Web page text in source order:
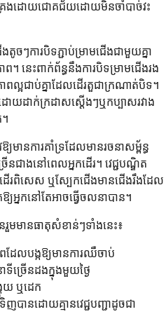
គ្រងដោយជោគជ័យដោយមិនចាំបាច់វះ
តូចៗការបិទភ្ជាប់ម្រាមជើងជាមួយគ្នា
។ នេះពាក់ព័ន្ធនឹងការបិទម្រាមជើងរង
អជាប់គ្នាដែលដើរតួជាក្រណាត់បិទ។
ោយដាក់ក្រដាសស្តើងៗឬកប្បាសរវាង
។
យមានការគាំទ្រដែលមានរចនាសម្ព័ន្ធ
ើនជាងនៅពេលអ្នកដើរ។ វេជ្ជបណ្ឌិត
ើរពិសេស ឬស្បែកជើងមានជើងរឹងដែល
អ្នកនៅតែអាចធ្វើចលនាបាន។
នរួមមានធាតុសំខាន់ៗទាំងនេះ៖
ែលបង្កឱ្យមានការឈឺចាប់
ច្រើនដងក្នុងមួយថ្ងៃ
យ ឬដេក
បានដោយគ្មានវេជ្ជបញ្ជាដូចជា